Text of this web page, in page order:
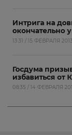
Интрига на
окончательно
13:31 / 15 ФЕВРАЛЯ 2013
Госдума
избавиться от
08:35 / 14 ФЕВРАЛЯ